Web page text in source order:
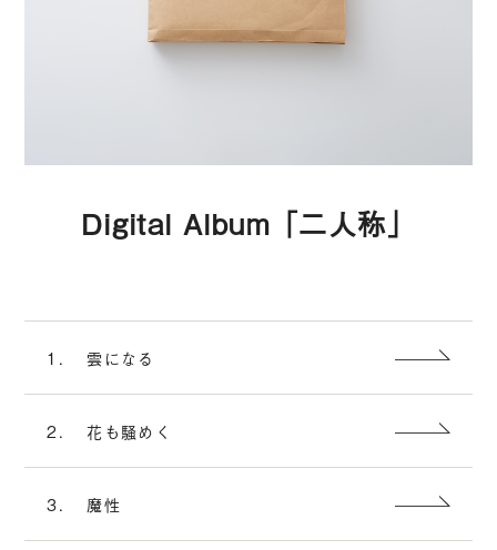
Digital Album「二人称」
1. 雲になる
2. 花も騒めく
3. 魔性